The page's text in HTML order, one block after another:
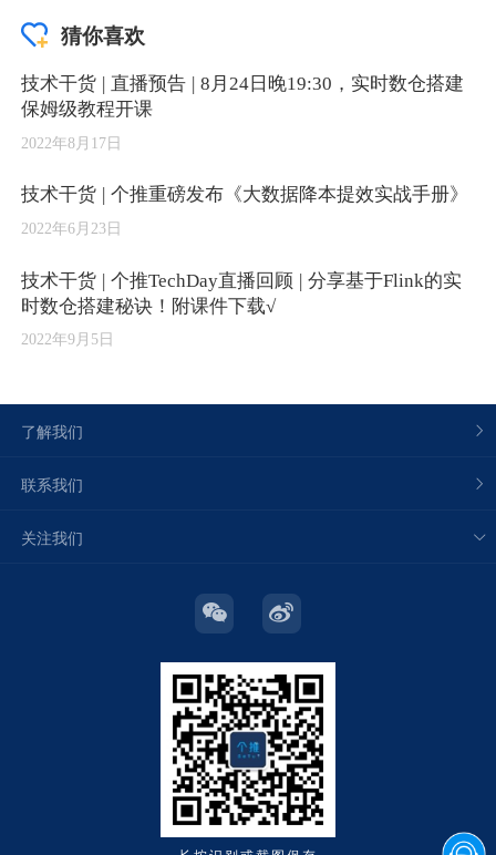
猜你喜欢
技术干货 | 直播预告 | 8月24日晚19:30，实时数仓搭建
保姆级教程开课
2022年8月17日
技术干货 | 个推重磅发布《大数据降本提效实战手册》
2022年6月23日
技术干货 | 个推TechDay直播回顾 | 分享基于Flink的实
时数仓搭建秘诀！附课件下载√
2022年9月5日
了解我们
联系我们
关注我们